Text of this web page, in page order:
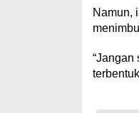
Namun,
“Jangan